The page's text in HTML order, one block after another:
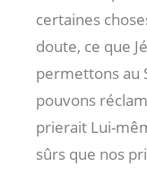
certaines
doute, ce que
permettons au
pouvons
prierait Lui-
sûrs que nos